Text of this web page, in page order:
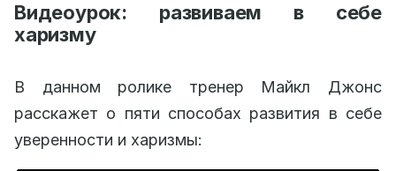
Видеоурок: развиваем в себе
харизму
В данном ролике тренер Майкл Джонс
расскажет о пяти способах развития в себе
уверенности и харизмы: